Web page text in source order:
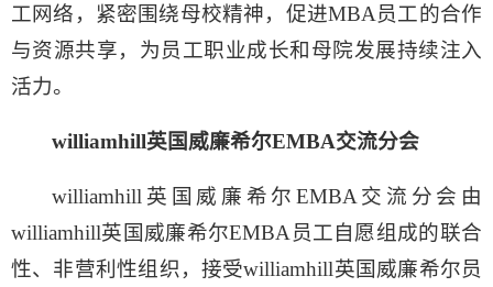
工网络，紧密围绕母校精神，促进MBA员工的合作
与资源共享，为员工职业成长和母院发展持续注入
活力。
williamhill英国威廉希尔EMBA交流分会
williamhill英国威廉希尔EMBA交流分会由
williamhill英国威廉希尔EMBA员工自愿组成的联合
性、非营利性组织，接受williamhill英国威廉希尔员